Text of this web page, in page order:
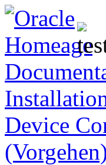
Device